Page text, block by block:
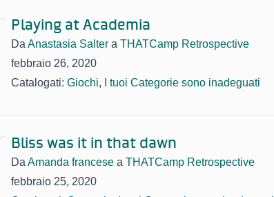
Playing at Academia
Da Anastasia Salter a THATCamp Retrospective
febbraio 26, 2020
Catalogati: Giochi, I tuoi Categorie sono inadeguati
Bliss was it in that dawn
Da Amanda francese a THATCamp Retrospective
febbraio 25, 2020